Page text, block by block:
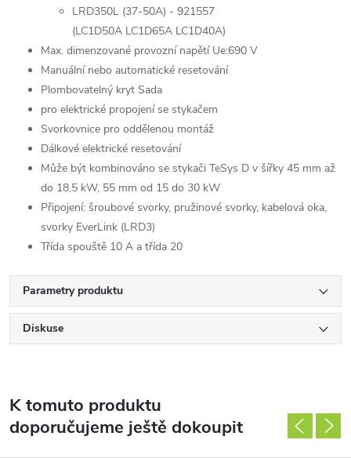
LRD350L (37-50A) - 921557
(LC1D50A LC1D65A LC1D40A)
Max. dimenzované provozní napětí Ue:690 V
Manuální nebo automatické resetování
Plombovatelný kryt Sada
pro elektrické propojení se stykačem
Svorkovnice pro oddělenou montáž
Dálkové elektrické resetování
Může být kombinováno se stykači TeSys D v šířky 45 mm až
do 18,5 kW, 55 mm od 15 do 30 kW
Připojení: šroubové svorky, pružinové svorky, kabelová oka,
svorky EverLink (LRD3)
Třída spouště 10 A a třída 20
Parametry produktu
Diskuse
K tomuto produktu
doporučujeme ještě dokoupit